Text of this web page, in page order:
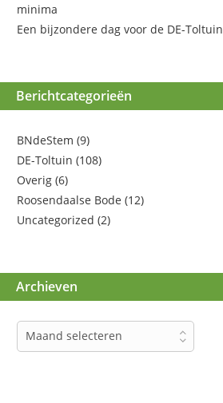
minima
Een bijzondere dag voor de DE-Toltuin
Berichtcategorieën
BNdeStem (9)
DE-Toltuin (108)
Overig (6)
Roosendaalse Bode (12)
Uncategorized (2)
Archieven
Archieven
Maand selecteren